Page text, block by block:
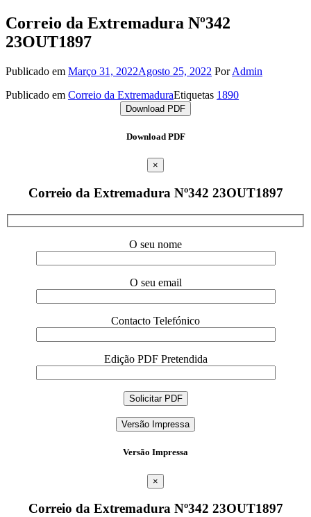
Correio da Extremadura Nº342
23OUT1897
Publicado em Março 31, 2022Agosto 25, 2022 PorAdmin
Publicado em Correio da ExtremaduraEtiquetas 1890
Download PDF
Download PDF
×
Correio da Extremadura Nº342 23OUT1897
O seu nome
O seu email
Contacto Telefónico
Edição PDF Pretendida
Versão Impressa
Versão Impressa
×
Correio da Extremadura Nº342 23OUT1897